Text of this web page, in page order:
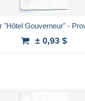
"Hôtel Gouverneur" -
± 0,93 $